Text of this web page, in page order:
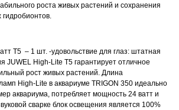
роста живых растений и сохранения
гидробионтов.
Т5 – 1 шт. -удовольствие для глаз: штатная
JUWEL High-Lite T5 гарантирует отличное
рост живых растений. Длина
High-Lite в аквариуме TRIGON 350 идеально
аквариума, потребляет мощность 24 ватт и
сварке блок освещения является 100%